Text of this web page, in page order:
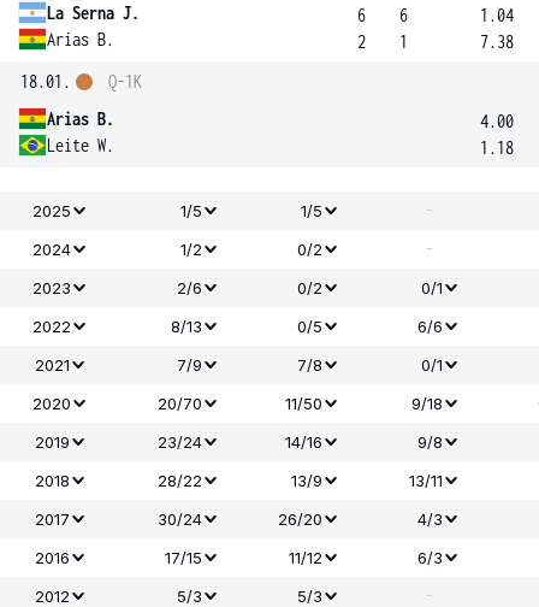
La Serna J.
Arias B.
6
2
6
1
1.04
7.38
18.01.
Arias B.
Leite W.
Q-1K
4.00
1.18
2025 1/5 1/5 -
2024 1/2 0/2 -
2023 2/6 0/2
0/1
2022
8/13 0/5
6/6
2021
7/9 7/8
0/1
2020
20/70 11/50 9/18
2019
23/24 14/16
9/8
2018
28/22 13/9
13/11
2017
30/24 26/20
4/3
2016
17/15 11/12
6/3
2012
5/3 5/3 -